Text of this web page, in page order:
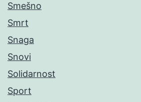
Smešno
Smrt
Snaga
Snovi
Solidarnost
Sport